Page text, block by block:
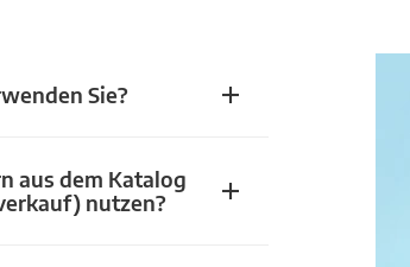
Sie?
aus dem Katalog
nutzen?